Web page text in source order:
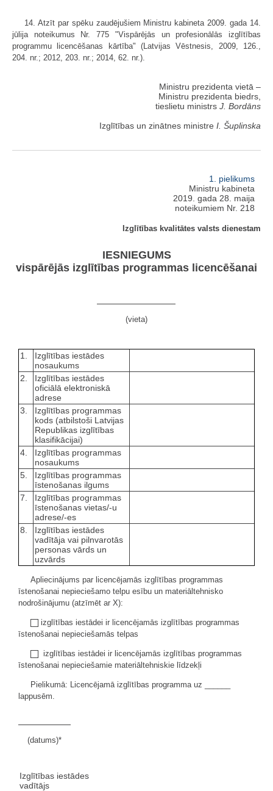
14. Atzīt par spēku zaudējušiem Ministru kabineta 2009. gada 14.
jūlija noteikumus Nr. 775 "Vispārējās un profesionālās izglītības
programmu licencēšanas kārtība" (Latvijas Vēstnesis, 2009, 126.,
204. nr.; 2012, 203. nr.; 2014, 62. nr.).
Ministru prezidenta vietā –
Ministru prezidenta biedrs,
tieslietu ministrs J. Bordāns
Izglītības un zinātnes ministre I. Šuplinska
1. pielikums
Ministru kabineta
2019. gada 28. maija
noteikumiem Nr. 218
Izglītības kvalitātes valsts dienestam
IESNIEGUMS
vispārējās izglītības programmas licencēšanai
(vieta)
1.
Izglītības iestādes
nosaukums
2.
Izglītības iestādes
oficiālā elektroniskā
adrese
3.
Izglītības programmas
kods (atbilstoši Latvijas
Republikas izglītības
klasifikācijai)
4.
Izglītības programmas
nosaukums
5.
Izglītības programmas
īstenošanas ilgums
7.
Izglītības programmas
īstenošanas vietas/-u
adrese/-es
8.
Izglītības iestādes
vadītāja vai pilnvarotās
personas vārds un
uzvārds
Apliecinājums par licencējamās izglītības programmas
īstenošanai nepieciešamo telpu esību un materiāltehnisko
nodrošinājumu (atzīmēt ar X):
izglītības iestādei ir licencējamās izglītības programmas
īstenošanai nepieciešamās telpas
izglītības iestādei ir licencējamās izglītības programmas
īstenošanai nepieciešamie materiāltehniskie līdzekļi
Pielikumā: Licencējamā izglītības programma uz ______
lappusēm.
(datums)*
Izglītības iestādes
vadītājs